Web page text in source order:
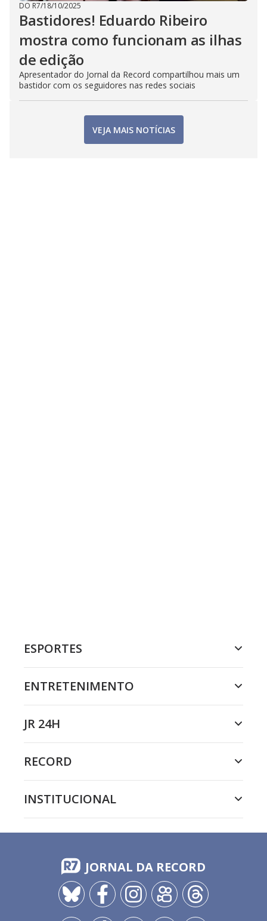
DO R7/18/10/2025
Bastidores! Eduardo Ribeiro
mostra como funcionam as ilhas
de edição
Apresentador do Jornal da Record compartilhou mais um
bastidor com os seguidores nas redes sociais
VEJA MAIS NOTÍCIAS
ESPORTES
ENTRETENIMENTO
JR 24H
RECORD
INSTITUCIONAL
JORNAL DA RECORD